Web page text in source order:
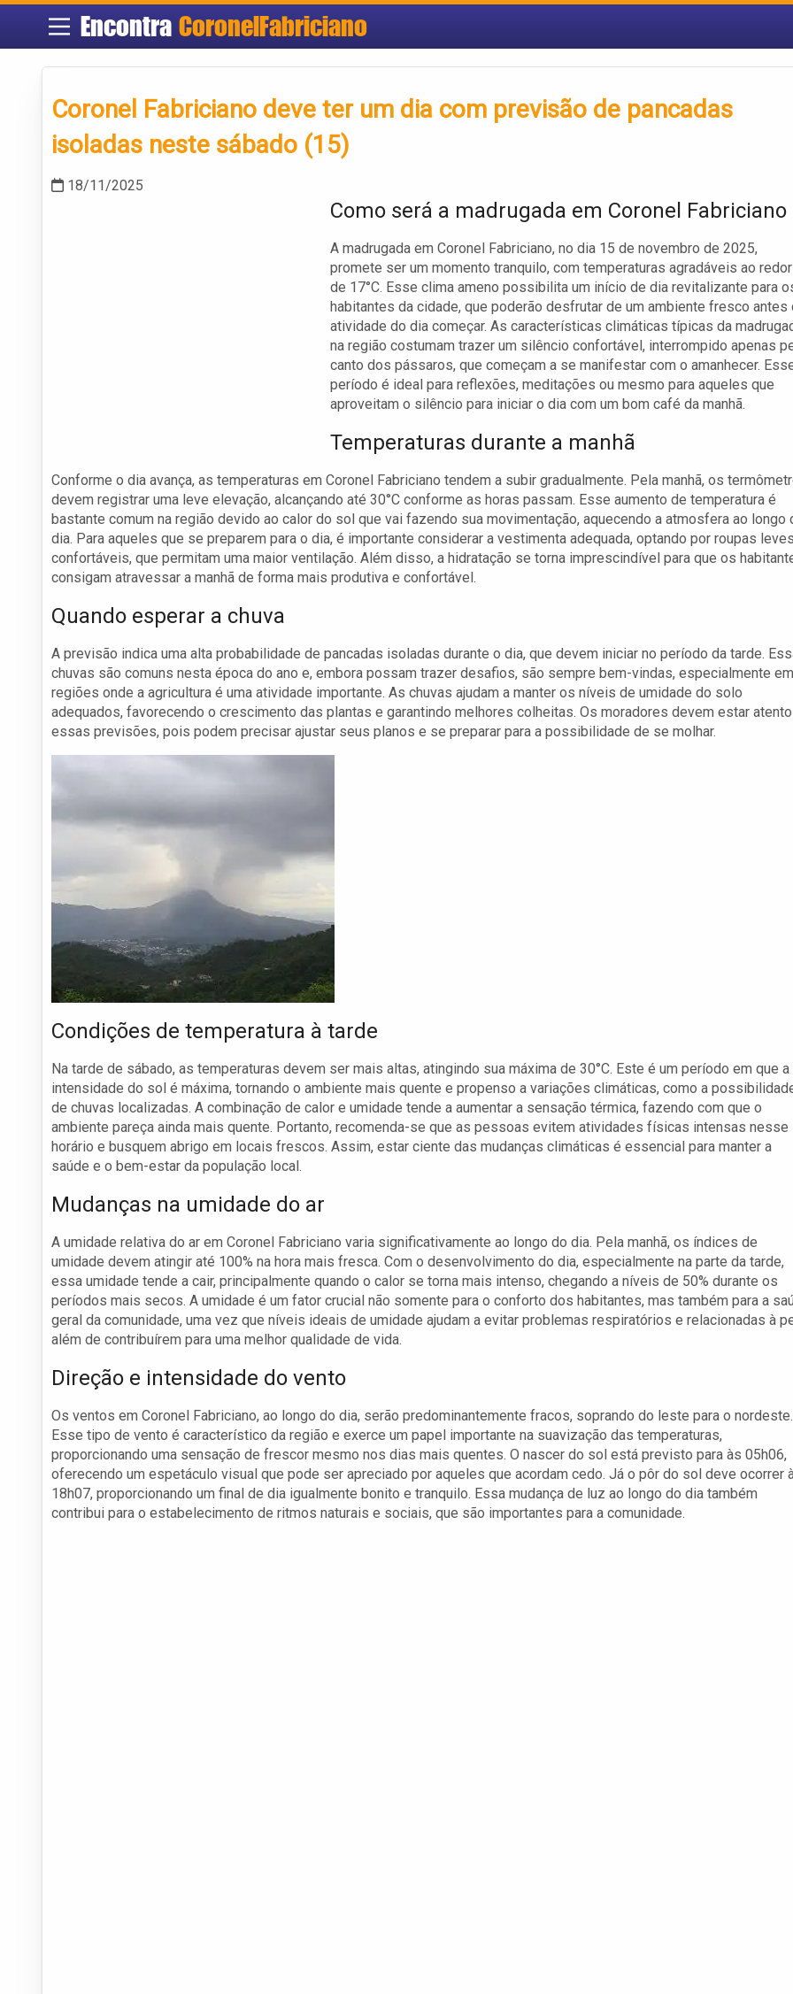
Encontra CoronelFabriciano
Coronel Fabriciano deve ter um dia com previsão de pancadas
isoladas neste sábado (15)
18/11/2025
Como será a madrugada em Coronel Fabriciano
A madrugada em Coronel Fabriciano, no dia 15 de novembro de 2025,
promete ser um momento tranquilo, com temperaturas agradáveis ao redor
de 17°C. Esse clima ameno possibilita um início de dia revitalizante para
habitantes da cidade, que poderão desfrutar de um ambiente fresco antes
atividade do dia começar. As características climáticas típicas da
na região costumam trazer um silêncio confortável, interrompido apenas
canto dos pássaros, que começam a se manifestar com o amanhecer.
período é ideal para reflexões, meditações ou mesmo para aqueles que
aproveitam o silêncio para iniciar o dia com um bom café da manhã.
Temperaturas durante a manhã
Conforme o dia avança, as temperaturas em Coronel Fabriciano tendem a subir gradualmente. Pela manhã, os
devem registrar uma leve elevação, alcançando até 30°C conforme as horas passam. Esse aumento de temperatura é
bastante comum na região devido ao calor do sol que vai fazendo sua movimentação, aquecendo a atmosfera ao longo
dia. Para aqueles que se preparem para o dia, é importante considerar a vestimenta adequada, optando por roupas
confortáveis, que permitam uma maior ventilação. Além disso, a hidratação se torna imprescindível para que os
consigam atravessar a manhã de forma mais produtiva e confortável.
Quando esperar a chuva
A previsão indica uma alta probabilidade de pancadas isoladas durante o dia, que devem iniciar no período da tarde.
chuvas são comuns nesta época do ano e, embora possam trazer desafios, são sempre bem-vindas, especialmente em
regiões onde a agricultura é uma atividade importante. As chuvas ajudam a manter os níveis de umidade do solo
adequados, favorecendo o crescimento das plantas e garantindo melhores colheitas. Os moradores devem estar
essas previsões, pois podem precisar ajustar seus planos e se preparar para a possibilidade de se molhar.
Condições de temperatura à tarde
Na tarde de sábado, as temperaturas devem ser mais altas, atingindo sua máxima de 30°C. Este é um período em que a
intensidade do sol é máxima, tornando o ambiente mais quente e propenso a variações climáticas, como a
de chuvas localizadas. A combinação de calor e umidade tende a aumentar a sensação térmica, fazendo com que o
ambiente pareça ainda mais quente. Portanto, recomenda-se que as pessoas evitem atividades físicas intensas nesse
horário e busquem abrigo em locais frescos. Assim, estar ciente das mudanças climáticas é essencial para manter a
saúde e o bem-estar da população local.
Mudanças na umidade do ar
A umidade relativa do ar em Coronel Fabriciano varia significativamente ao longo do dia. Pela manhã, os índices de
umidade devem atingir até 100% na hora mais fresca. Com o desenvolvimento do dia, especialmente na parte da tarde,
essa umidade tende a cair, principalmente quando o calor se torna mais intenso, chegando a níveis de 50% durante os
períodos mais secos. A umidade é um fator crucial não somente para o conforto dos habitantes, mas também para a
geral da comunidade, uma vez que níveis ideais de umidade ajudam a evitar problemas respiratórios e relacionadas à
além de contribuírem para uma melhor qualidade de vida.
Direção e intensidade do vento
Os ventos em Coronel Fabriciano, ao longo do dia, serão predominantemente fracos, soprando do leste para o nordeste.
Esse tipo de vento é característico da região e exerce um papel importante na suavização das temperaturas,
proporcionando uma sensação de frescor mesmo nos dias mais quentes. O nascer do sol está previsto para às 05h06,
oferecendo um espetáculo visual que pode ser apreciado por aqueles que acordam cedo. Já o pôr do sol deve ocorrer
18h07, proporcionando um final de dia igualmente bonito e tranquilo. Essa mudança de luz ao longo do dia também
contribui para o estabelecimento de ritmos naturais e sociais, que são importantes para a comunidade.